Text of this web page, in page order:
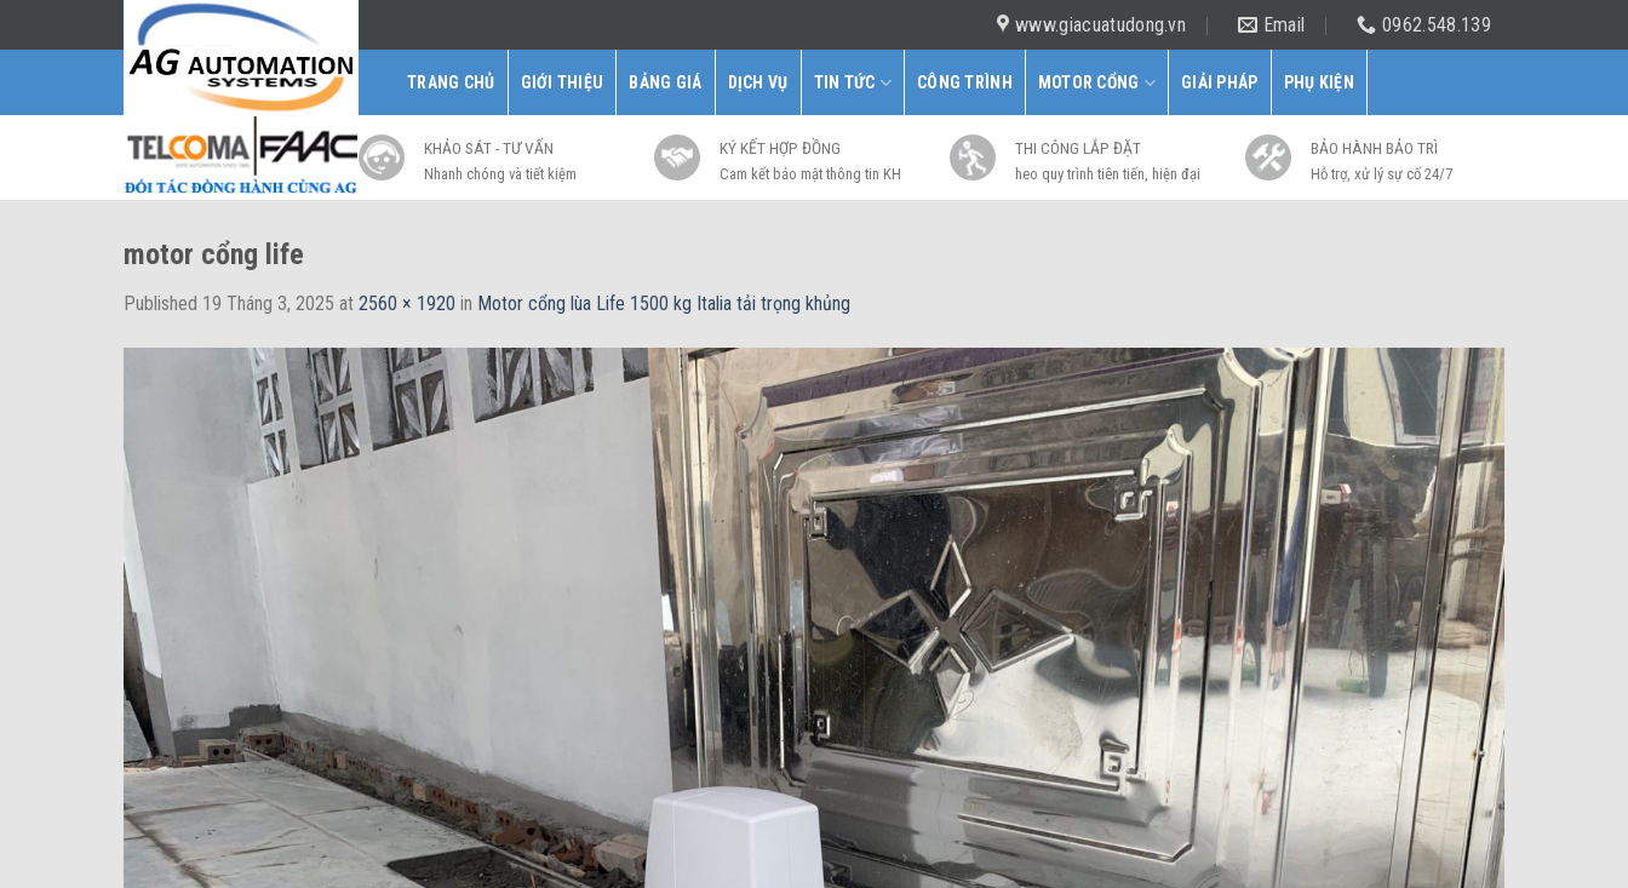
to
www.giacuatudong.vn Email 0962.548.139
TRANG CHỦ GIỚI THIỆU BẢNG GIÁ DỊCH VỤ TIN TỨC CÔNG TRÌNH MOTOR CỔNG GIẢI PHÁP PHỤ KIỆN
KHẢO SÁT - TƯ VẤN
Nhanh chóng và tiết kiệm
KÝ KẾT HỢP ĐỒNG
Cam kết bảo mật thông tin KH
THI CÔNG LẮP ĐẶT
heo quy trình tiên tiến, hiện đại
BẢO HÀNH BẢO TRÌ
Hỗ trợ, xử lý sự cố 24/7
motor cổng life
Published 19 Tháng 3, 2025 at 2560 × 1920 in Motor cổng lùa Life 1500 kg Italia tải trọng khủng